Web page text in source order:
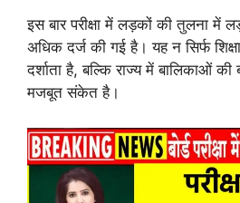
इस बार परीक्षा में लड़कों की तुलना में
अधिक दर्ज की गई है। यह न सिर्फ
दर्शाता है, बल्कि राज्य में बालिकाओं की
मजबूत संकेत है।